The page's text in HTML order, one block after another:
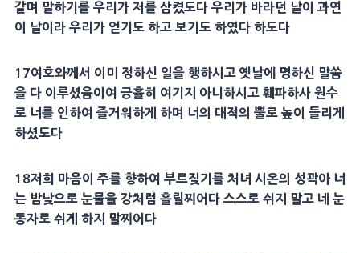
갈며 말하기를 우리가 저를 삼켰도다 우리가 바라던 날이 과연
이 날이라 우리가 얻기도 하고 보기도 하였다 하도다
17여호와께서 이미 정하신 일을 행하시고 옛날에 명하신 말씀
을 다 이루셨음이여 긍휼히 여기지 아니하시고 훼파하사 원수
로 너를 인하여 즐거워하게 하며 너의 대적의 뿔로 높이 들리게
하셨도다
18저희 마음이 주를 향하여 부르짖기를 처녀 시온의 성곽아 너
는 밤낮으로 눈물을 강처럼 흘릴찌어다 스스로 쉬지 말고 네 눈
동자로 쉬게 하지 말찌어다